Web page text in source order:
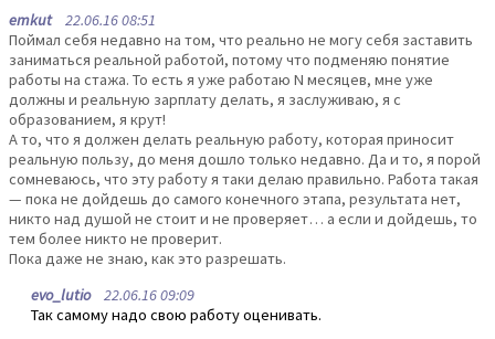
emkut22.06.16 08:51
Поймал себя недавно на том, что реально не могу себя заставить
заниматься реальной работой, потому что подменяю понятие
работы на стажа. То есть я уже работаю N месяцев, мне уже
должны и реальную зарплату делать, я заслуживаю, я с
образованием, я крут!
А то, что я должен делать реальную работу, которая приносит
реальную пользу, до меня дошло только недавно. Да и то, я порой
сомневаюсь, что эту работу я таки делаю правильно. Работа такая
— пока не дойдешь до самого конечного этапа, результата нет,
никто над душой не стоит и не проверяет… а если и дойдешь, то
тем более никто не проверит.
Пока даже не знаю, как это разрешать.
evo_lutio22.06.16 09:09
Так самому надо свою работу оценивать.